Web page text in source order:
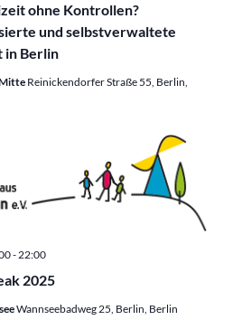
ohne Kontrollen?
und selbstverwaltete
in Berlin
Reinickendorfer Straße 55, Berlin,
2025
-22:00
Wannseebadweg 25, Berlin, Berlin